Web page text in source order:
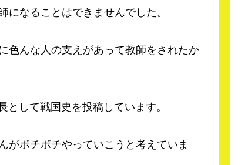
になることはできませんでした。
色んな人の支えがあって教師をされたか
して戦国史を投稿しています。
がボチボチやっていこうと考えていま